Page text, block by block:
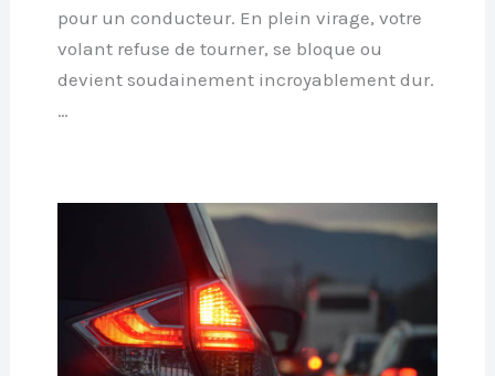
pour un conducteur. En plein virage, votre
volant refuse de tourner, se bloque ou
devient soudainement incroyablement dur.
…